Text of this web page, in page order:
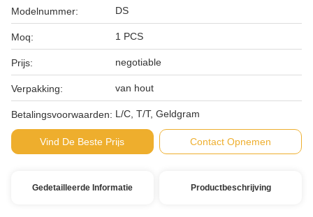
Modelnummer: DS
Moq: 1 PCS
Prijs: negotiable
Verpakking: van hout
Betalingsvoorwaarden: L/C, T/T, Geldgram
Vind De Beste Prijs Contact Opnemen
Gedetailleerde Informatie Productbeschrijving